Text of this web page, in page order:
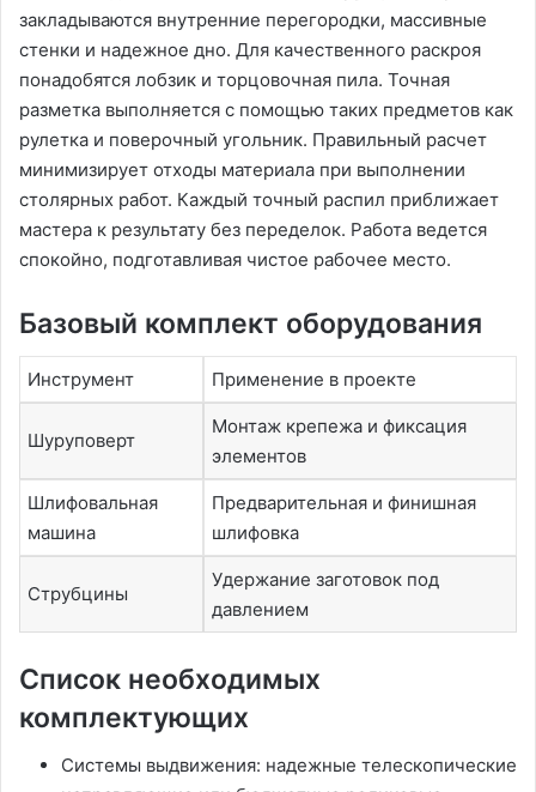
закладываются внутренние перегородки, массивные
стенки и надежное дно. Для качественного раскроя
понадобятся лобзик и торцовочная пила. Точная
разметка выполняется с помощью таких предметов как
рулетка и поверочный угольник. Правильный расчет
минимизирует отходы материала при выполнении
столярных работ. Каждый точный распил приближает
мастера к результату без переделок. Работа ведется
спокойно, подготавливая чистое рабочее место.
Базовый комплект оборудования
Инструмент Применение в проекте
Шуруповерт
Монтаж крепежа и фиксация
элементов
Шлифовальная
машина
Предварительная и финишная
шлифовка
Струбцины
Удержание заготовок под
давлением
Список необходимых
комплектующих
Системы выдвижения: надежные телескопические